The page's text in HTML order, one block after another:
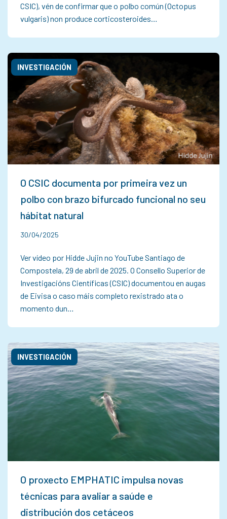
CSIC), vén de confirmar que o polbo común (Octopus
vulgaris) non produce corticosteroides…
O CSIC documenta por primeira vez un
polbo con brazo bifurcado funcional no seu
hábitat natural
INVESTIGACIÓN
30/04/2025
Ver vídeo por Hidde Jujin no YouTube Santiago de
Compostela, 29 de abril de 2025. O Consello Superior de
Investigacións Científicas (CSIC) documentou en augas
de Eivisa o caso máis completo rexistrado ata o
momento dun…
O proxecto EMPHATIC impulsa novas
técnicas para avaliar a saúde e
distribución dos cetáceos
INVESTIGACIÓN